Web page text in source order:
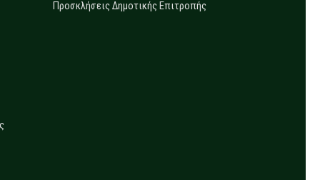
Προσκλήσεις Δημοτικής Επιτροπής